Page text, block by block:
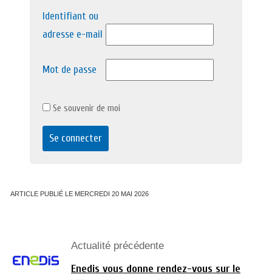
Identifiant ou
adresse e-mail
Mot de passe
Se souvenir de moi
ARTICLE PUBLIÉ LE MERCREDI 20 MAI 2026
Actualité précédente
Enedis vous donne rendez-vous sur le